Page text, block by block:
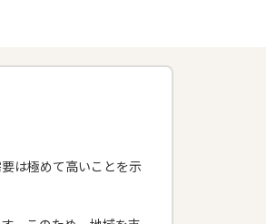
は極めて高いことを示